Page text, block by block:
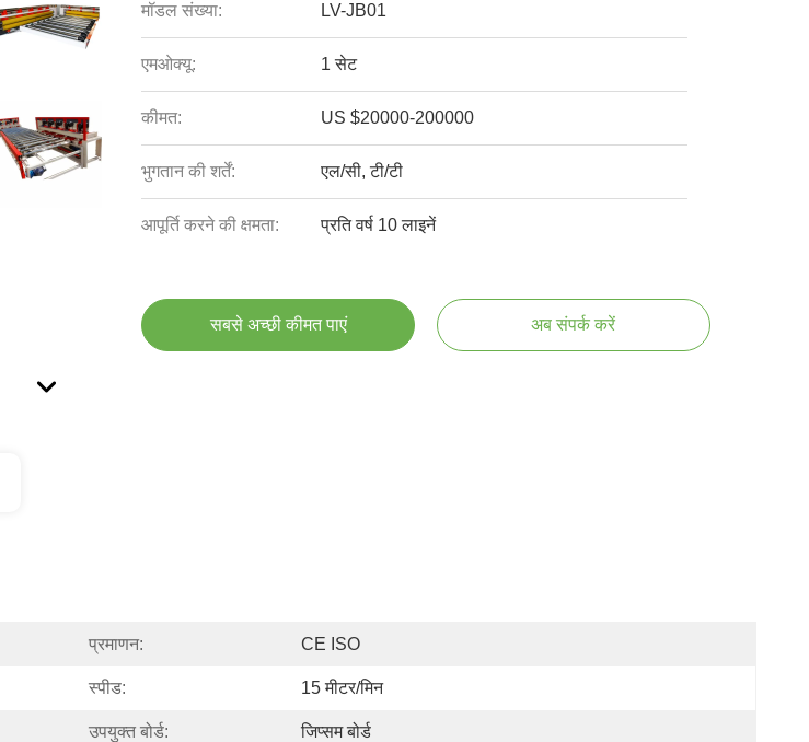
मॉडल संख्या: LV-JB01
एमओक्यू: 1 सेट
कीमत: US $20000-200000
भुगतान की शर्तें: एल/सी, टी/टी
आपूर्ति करने की क्षमता: प्रति वर्ष 10 लाइनें
सबसे अच्छी कीमत पाएं अब संपर्क करें
प्रमाणन: CE ISO
स्पीड: 15 मीटर/मिन
उपयुक्त बोर्ड: जिप्सम बोर्ड